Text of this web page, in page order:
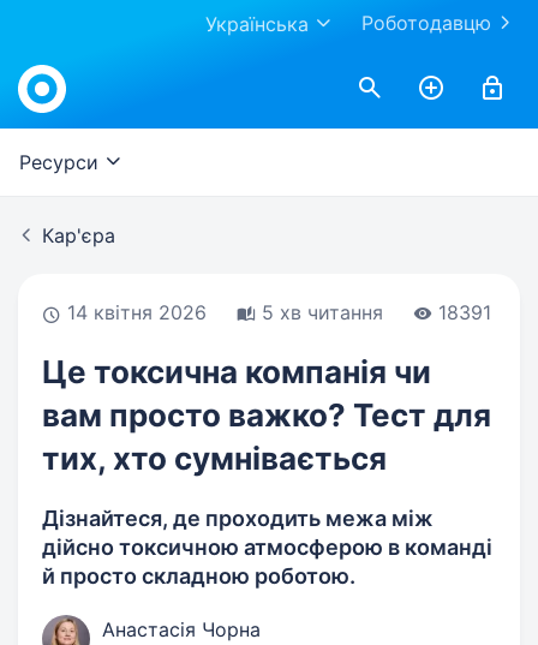
Роботодавцю
Українська
Work.ua
Ресурси
Кар'єра
14 квітня 2026 5 хв читання 18391
Це токсична компанія чи
вам просто важко? Тест для
тих, хто сумнівається
Дізнайтеся, де проходить межа між
дійсно токсичною атмосферою в команді
й просто складною роботою.
Анастасія Чорна